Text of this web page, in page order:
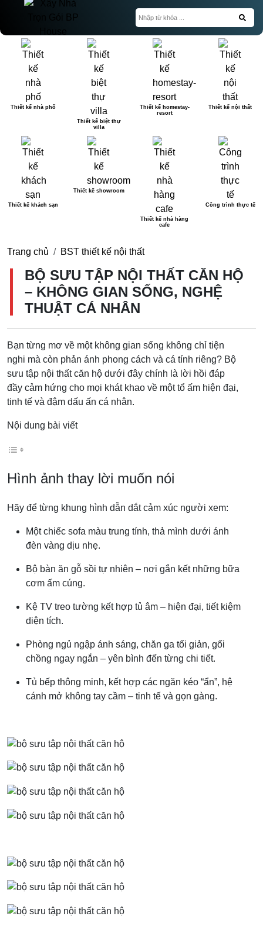
Thiết kế nhà phố
Thiết kế biệt thự
villa
Thiết kế homestay-
resort
Thiết kế nội thất
Thiết kế khách sạn
Thiết kế showroom
Thiết kế nhà hàng
cafe
Công trình thực tế
Trang chủ BST thiết kế nội thất
BỘ SƯU TẬP NỘI THẤT CĂN HỘ
– KHÔNG GIAN SỐNG, NGHỆ
THUẬT CÁ NHÂN
Bạn từng mơ về một không gian sống không chỉ tiện
nghi mà còn phản ánh phong cách và cá tính riêng? Bộ
sưu tập nội thất căn hộ dưới đây chính là lời hồi đáp
đầy cảm hứng cho mọi khát khao về một tổ ấm hiện đại,
tinh tế và đậm dấu ấn cá nhân.
Nội dung bài viết
Hình ảnh thay lời muốn nói
Hãy để từng khung hình dẫn dắt cảm xúc người xem:
Một chiếc sofa màu trung tính, thả mình dưới ánh
đèn vàng dịu nhẹ.
Bộ bàn ăn gỗ sồi tự nhiên – nơi gắn kết những bữa
cơm ấm cúng.
Kệ TV treo tường kết hợp tủ âm – hiện đại, tiết kiệm
diện tích.
Phòng ngủ ngập ánh sáng, chăn ga tối giản, gối
chồng ngay ngắn – yên bình đến từng chi tiết.
Tủ bếp thông minh, kết hợp các ngăn kéo “ẩn”, hệ
cánh mở không tay cầm – tinh tế và gọn gàng.